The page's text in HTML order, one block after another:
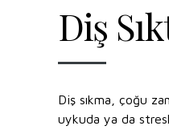
Diş
Diş sıkma, çoğu
uykuda ya da